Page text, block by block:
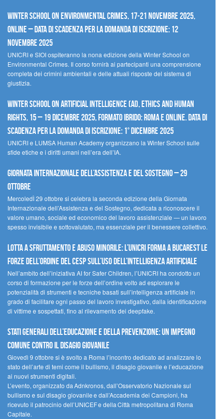
Winter School on Environmental Crimes, 17-21 novembre 2025,
Online – Data di scadenza per la domanda di iscrizione: 12
novembre 2025
UNICRI e SIOI ospiteranno la nona edizione della Winter School on
Environmental Crimes. Il corso fornirà ai partecipanti una comprensione
completa dei crimini ambientali e delle attuali risposte del sistema di
giustizia.
Winter School on Artificial Intelligence (AI), Ethics and Human
Rights, 15 – 19 dicembre 2025, Formato Ibrido: Roma e online. Data di
scadenza per la domanda di iscrizione: 1° dicembre 2025
UNICRI e LUMSA Human Academy organizzano la Winter School sulle
sfide etiche e i diritti umani nell’era dell’IA.
Giornata internazionale dell’assistenza e del sostegno – 29
ottobre
MercoledÌ 29 ottobre si celebra la seconda edizione della Giornata
Internazionale dell’Assistenza e del Sostegno, dedicata a riconoscere il
valore umano, sociale ed economico del lavoro assistenziale — un lavoro
spesso invisibile e sottovalutato, ma essenziale per il benessere collettivo.
Lotta a sfruttamento e abuso minorile: l’UNICRI forma a Bucarest le
forze dell’ordine del CESP sull’uso dell’Intelligenza Artificiale
Nell’ambito dell’iniziativa AI for Safer Children, l’UNICRI ha condotto un
corso di formazione per le forze dell’ordine volto ad esplorare le
potenzialità di strumenti e tecniche basati sull’intelligenza artificiale in
grado di facilitare ogni passo del lavoro investigativo, dalla identificazione
di vittime e sospettati, fino al rilevamento dei deepfake.
Stati Generali dell’Educazione e della Prevenzione: un impegno
comune contro il disagio giovanile
Giovedì 9 ottobre si è svolto a Roma l’incontro dedicato ad analizzare lo
stato dell’arte di temi come il bullismo, il disagio giovanile e l’educazione
ai nuovi strumenti digitali.
L’evento, organizzato da Adnkronos, dall’Osservatorio Nazionale sul
bullismo e sul disagio giovanile e dall’Accademia dei Campioni, ha
ricevuto il patrocinio dell’UNICEF e della Città metropolitana di Roma
Capitale.